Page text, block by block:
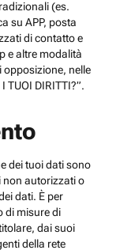
(es.
su APP, posta
di contatto e
e altre modalità
opposizione, nelle
TUOI DIRITTI?”.
dei tuoi dati sono
non autorizzati o
dati. È per
di misure di
dai suoi
della rete